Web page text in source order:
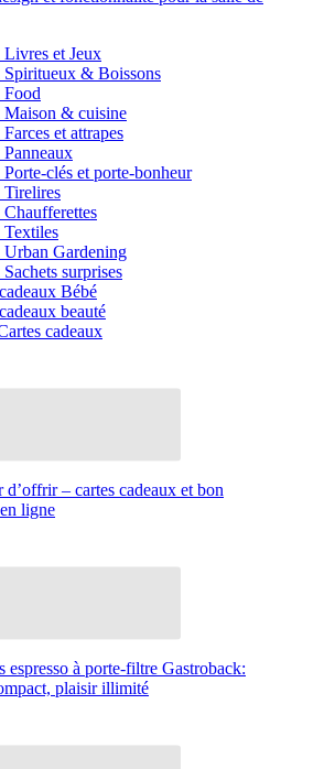
Livres et Jeux
Spiritueux & Boissons
Food
Maison & cuisine
et attrapes
clés et porte-bonheur
Tirelires
Chaufferettes
Textiles
Urban Gardening
surprises
Bébé
beauté
cadeaux
d’offrir – cartes cadeaux et bon
ligne
espresso à porte-filtre Gastroback:
plaisir illimité